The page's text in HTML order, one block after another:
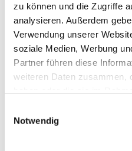
zu können und die Zugriffe
analysieren. Außerdem
Verwendung unserer
soziale Medien, Werbung
Partner führen diese
weiteren Daten zusammen,
Notwendig
Dies